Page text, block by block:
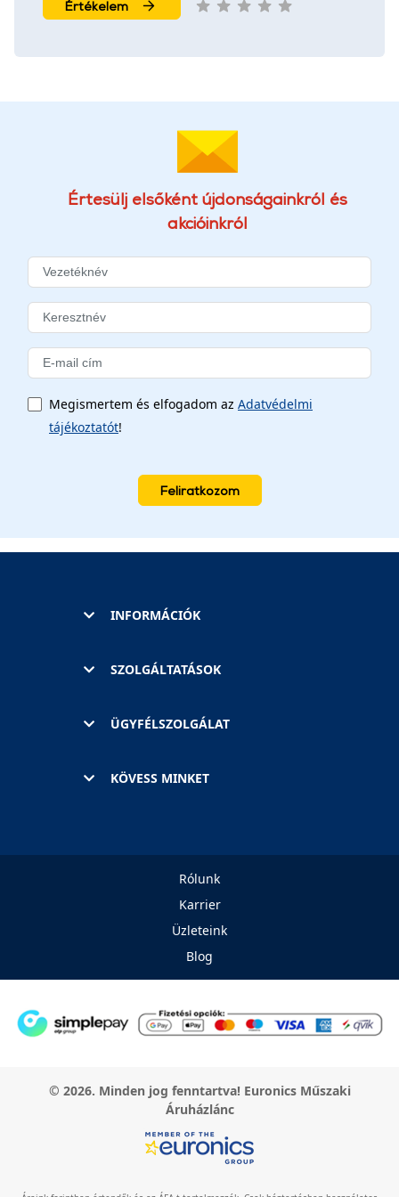
Értékelem
Értesülj elsőként újdonságainkról és
akcióinkról
Megismertem és elfogadom az Adatvédelmi
tájékoztatót!
Feliratkozom
INFORMÁCIÓK
SZOLGÁLTATÁSOK
ÜGYFÉLSZOLGÁLAT
KÖVESS MINKET
Rólunk
Karrier
Üzleteink
Blog
© 2026. Minden jog fenntartva! Euronics Műszaki
Áruházlánc